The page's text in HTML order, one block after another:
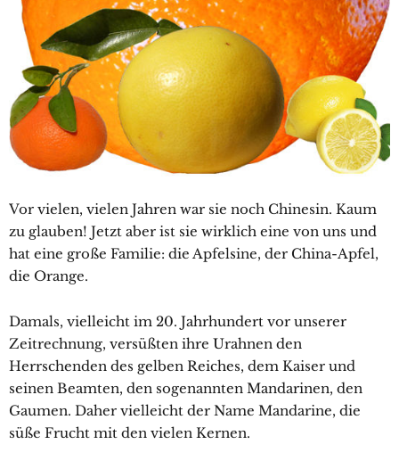
Vor vielen, vielen Jahren war sie noch Chinesin. Kaum
zu glauben! Jetzt aber ist sie wirklich eine von uns und
hat eine große Familie: die Apfelsine, der China-Apfel,
die Orange.
Damals, vielleicht im 20. Jahrhundert vor unserer
Zeitrechnung, versüßten ihre Urahnen den
Herrschenden des gelben Reiches, dem Kaiser und
seinen Beamten, den sogenannten Mandarinen, den
Gaumen. Daher vielleicht der Name Mandarine, die
süße Frucht mit den vielen Kernen.